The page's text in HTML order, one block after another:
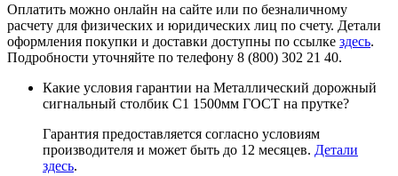
Оплатить можно онлайн на сайте или по безналичному
расчету для физических и юридических лиц по счету. Детали
оформления покупки и доставки доступны по ссылке здесь.
Подробности уточняйте по телефону 8 (800) 302 21 40.
Какие условия гарантии на Металлический дорожный
сигнальный столбик С1 1500мм ГОСТ на прутке?
Гарантия предоставляется согласно условиям
производителя и может быть до 12 месяцев. Детали
здесь.